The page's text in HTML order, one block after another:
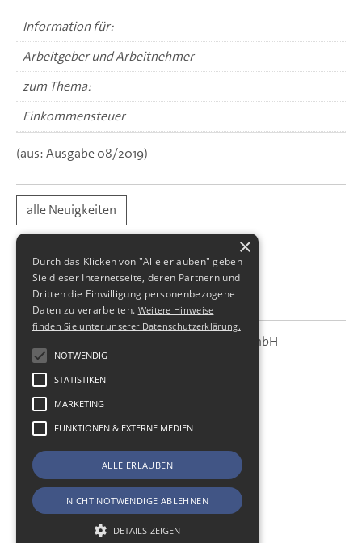
Information für:
Arbeitgeber und Arbeitnehmer
zum Thema:
Einkommensteuer
(aus: Ausgabe 08/2019)
alle Neuigkeiten
SBS
SBS Richter, Trenner & Kollegen GmbH
Steuerberatungsgesellschaft
Hohe Straße 55
01187Dresden
Telefax:+49 (0) 351 - 87 32 699
E-Mail:kanzlei@sbsdresden.de
ESt-Helfer
Start
Impressum
Datenschutz
×
Durch das Klicken von "Alle erlauben" geben
Sie dieser Internetseite, deren Partnern und
Dritten die Einwilligung personenbezogene
Daten zu verarbeiten. Weitere Hinweise
finden Sie unter unserer Datenschutzerklärung.
NOTWENDIG
STATISTIKEN
MARKETING
FUNKTIONEN & EXTERNE MEDIEN
ALLE ERLAUBEN
NICHT NOTWENDIGE ABLEHNEN
DETAILS ZEIGEN